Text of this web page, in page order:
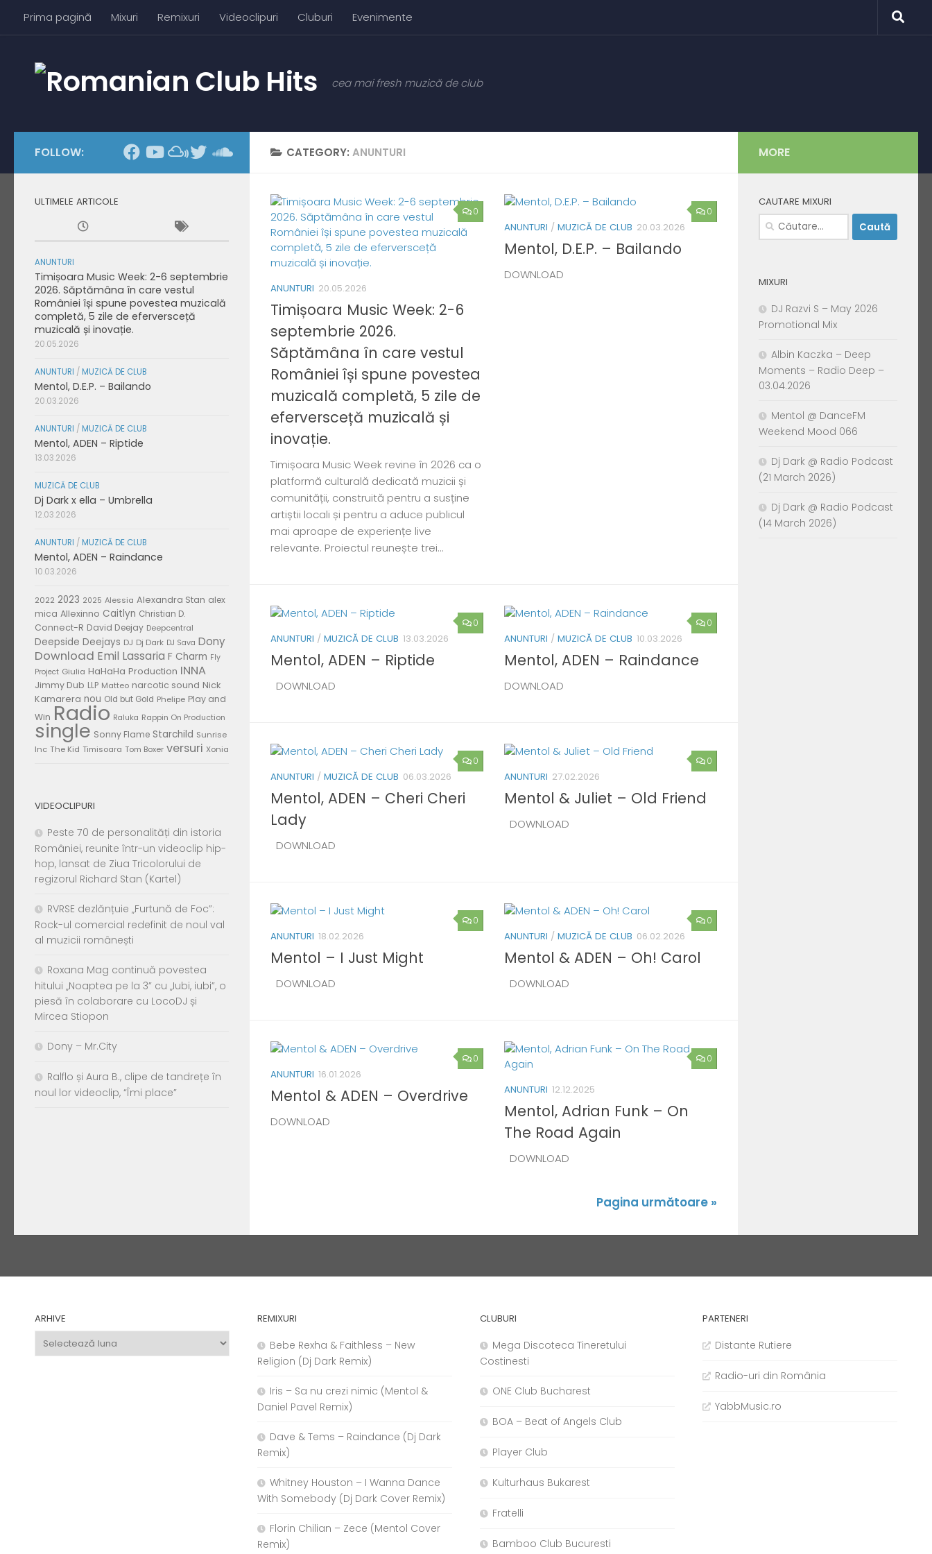
Skip to content
Prima pagină Mixuri Remixuri Videoclipuri Cluburi Evenimente
cea mai fresh muzică de club
CATEGORY:ANUNTURI
0
ANUNTURI 20.05.2026
Timișoara Music Week: 2-6
septembrie 2026.
Săptămâna în care vestul
României își spune povestea
muzicală completă, 5 zile de
eferversceță muzicală și
inovație.
Timișoara Music Week revine în 2026 ca o
platformă culturală dedicată muzicii și
comunității, construită pentru a susține
artiștii locali și pentru a aduce publicul
mai aproape de experiențe live
relevante. Proiectul reunește trei...
0
ANUNTURI / MUZICĂ DE CLUB 20.03.2026
Mentol, D.E.P. – Bailando
DOWNLOAD
0
ANUNTURI / MUZICĂ DE CLUB 13.03.2026
Mentol, ADEN – Riptide
DOWNLOAD
0
ANUNTURI / MUZICĂ DE CLUB 10.03.2026
Mentol, ADEN – Raindance
DOWNLOAD
0
ANUNTURI / MUZICĂ DE CLUB 06.03.2026
Mentol, ADEN – Cheri Cheri
Lady
DOWNLOAD
0
ANUNTURI 27.02.2026
Mentol & Juliet – Old Friend
DOWNLOAD
0
ANUNTURI 18.02.2026
Mentol – I Just Might
DOWNLOAD
0
ANUNTURI / MUZICĂ DE CLUB 06.02.2026
Mentol & ADEN – Oh! Carol
DOWNLOAD
0
ANUNTURI 16.01.2026
Mentol & ADEN – Overdrive
DOWNLOAD
0
ANUNTURI 12.12.2025
Mentol, Adrian Funk – On
The Road Again
DOWNLOAD
Pagina următoare »
FOLLOW:
ULTIMELE ARTICOLE
ANUNTURI
Timișoara Music Week: 2-6 septembrie
2026. Săptămâna în care vestul
României își spune povestea muzicală
completă, 5 zile de eferversceță
muzicală și inovație.
20.05.2026
ANUNTURI / MUZICĂ DE CLUB
Mentol, D.E.P. – Bailando
20.03.2026
ANUNTURI / MUZICĂ DE CLUB
Mentol, ADEN – Riptide
13.03.2026
MUZICĂ DE CLUB
Dj Dark x ella – Umbrella
12.03.2026
ANUNTURI / MUZICĂ DE CLUB
Mentol, ADEN – Raindance
10.03.2026
2022 2023 2025 Alessia Alexandra Stan alex
mica Allexinno Caitlyn Christian D.
Connect-R David Deejay Deepcentral
Deepside Deejays DJ Dj Dark DJ Sava Dony
Download Emil Lassaria F Charm Fly
Project Giulia HaHaHa Production INNA
Jimmy Dub LLP Matteo narcotic sound Nick
Kamarera nou Old but Gold Phelipe Play and
Win Radio Raluka Rappin On Production
single Sonny Flame Starchild Sunrise
Inc The Kid Timisoara Tom Boxer versuri Xonia
VIDEOCLIPURI
Peste 70 de personalități din istoria
României, reunite într-un videoclip hip-
hop, lansat de Ziua Tricolorului de
regizorul Richard Stan (Kartel)
RVRSE dezlănțuie „Furtună de Foc”:
Rock-ul comercial redefinit de noul val
al muzicii românești
Roxana Mag continuă povestea
hitului „Noaptea pe la 3” cu „Iubi, iubi”, o
piesă în colaborare cu LocoDJ și
Mircea Stiopon
Dony – Mr.City
Ralflo și Aura B., clipe de tandrețe în
noul lor videoclip, “Îmi place”
MORE
CAUTARE MIXURI
Caută
după:
MIXURI
DJ Razvi S – May 2026
Promotional Mix
Albin Kaczka – Deep
Moments – Radio Deep –
03.04.2026
Mentol @ DanceFM
Weekend Mood 066
Dj Dark @ Radio Podcast
(21 March 2026)
Dj Dark @ Radio Podcast
(14 March 2026)
ARHIVE
Arhive
REMIXURI
Bebe Rexha & Faithless – New
Religion (Dj Dark Remix)
Iris – Sa nu crezi nimic (Mentol &
Daniel Pavel Remix)
Dave & Tems – Raindance (Dj Dark
Remix)
Whitney Houston – I Wanna Dance
With Somebody (Dj Dark Cover Remix)
Florin Chilian – Zece (Mentol Cover
Remix)
CLUBURI
Mega Discoteca Tineretului
Costinesti
ONE Club Bucharest
BOA – Beat of Angels Club
Player Club
Kulturhaus Bukarest
Fratelli
Bamboo Club Bucuresti
PARTENERI
Distante Rutiere
Radio-uri din România
YabbMusic.ro